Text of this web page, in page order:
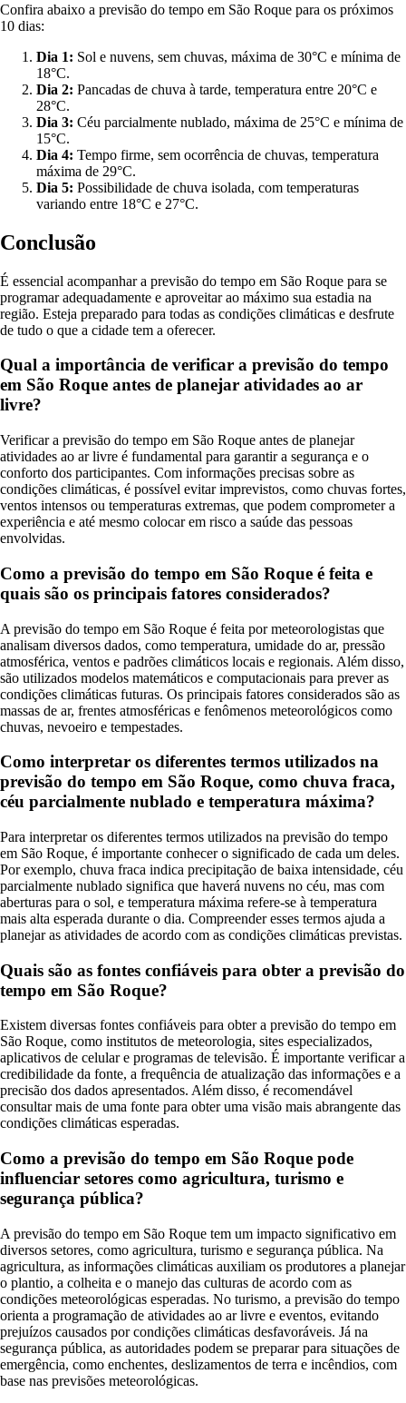
Confira abaixo a previsão do tempo em São Roque para os próximos
10 dias:
Dia 1: Sol e nuvens, sem chuvas, máxima de 30°C e mínima de
18°C.
Dia 2: Pancadas de chuva à tarde, temperatura entre 20°C e
28°C.
Dia 3: Céu parcialmente nublado, máxima de 25°C e mínima de
15°C.
Dia 4: Tempo firme, sem ocorrência de chuvas, temperatura
máxima de 29°C.
Dia 5: Possibilidade de chuva isolada, com temperaturas
variando entre 18°C e 27°C.
Conclusão
É essencial acompanhar a previsão do tempo em São Roque para se
programar adequadamente e aproveitar ao máximo sua estadia na
região. Esteja preparado para todas as condições climáticas e desfrute
de tudo o que a cidade tem a oferecer.
Qual a importância de verificar a previsão do tempo
em São Roque antes de planejar atividades ao ar
livre?
Verificar a previsão do tempo em São Roque antes de planejar
atividades ao ar livre é fundamental para garantir a segurança e o
conforto dos participantes. Com informações precisas sobre as
condições climáticas, é possível evitar imprevistos, como chuvas fortes,
ventos intensos ou temperaturas extremas, que podem comprometer a
experiência e até mesmo colocar em risco a saúde das pessoas
envolvidas.
Como a previsão do tempo em São Roque é feita e
quais são os principais fatores considerados?
A previsão do tempo em São Roque é feita por meteorologistas que
analisam diversos dados, como temperatura, umidade do ar, pressão
atmosférica, ventos e padrões climáticos locais e regionais. Além disso,
são utilizados modelos matemáticos e computacionais para prever as
condições climáticas futuras. Os principais fatores considerados são as
massas de ar, frentes atmosféricas e fenômenos meteorológicos como
chuvas, nevoeiro e tempestades.
Como interpretar os diferentes termos utilizados na
previsão do tempo em São Roque, como chuva fraca,
céu parcialmente nublado e temperatura máxima?
Para interpretar os diferentes termos utilizados na previsão do tempo
em São Roque, é importante conhecer o significado de cada um deles.
Por exemplo, chuva fraca indica precipitação de baixa intensidade, céu
parcialmente nublado significa que haverá nuvens no céu, mas com
aberturas para o sol, e temperatura máxima refere-se à temperatura
mais alta esperada durante o dia. Compreender esses termos ajuda a
planejar as atividades de acordo com as condições climáticas previstas.
Quais são as fontes confiáveis para obter a previsão do
tempo em São Roque?
Existem diversas fontes confiáveis para obter a previsão do tempo em
São Roque, como institutos de meteorologia, sites especializados,
aplicativos de celular e programas de televisão. É importante verificar a
credibilidade da fonte, a frequência de atualização das informações e a
precisão dos dados apresentados. Além disso, é recomendável
consultar mais de uma fonte para obter uma visão mais abrangente das
condições climáticas esperadas.
Como a previsão do tempo em São Roque pode
influenciar setores como agricultura, turismo e
segurança pública?
A previsão do tempo em São Roque tem um impacto significativo em
diversos setores, como agricultura, turismo e segurança pública. Na
agricultura, as informações climáticas auxiliam os produtores a planejar
o plantio, a colheita e o manejo das culturas de acordo com as
condições meteorológicas esperadas. No turismo, a previsão do tempo
orienta a programação de atividades ao ar livre e eventos, evitando
prejuízos causados por condições climáticas desfavoráveis. Já na
segurança pública, as autoridades podem se preparar para situações de
emergência, como enchentes, deslizamentos de terra e incêndios, com
base nas previsões meteorológicas.